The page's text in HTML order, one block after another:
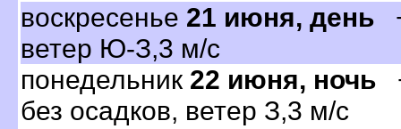
оскресенье 21 июня, день
етер Ю-З,3 м/с
понедельник 22 июня, ночь
ез осадков, ветер З,3 м/с